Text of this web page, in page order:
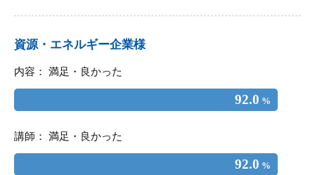
資源・エネルギー企業様
内容： 満足・良かった
92.0 %
講師： 満足・良かった
92.0 %